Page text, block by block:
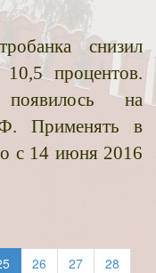
снизил
процентов.
на
Применять в
с 14 июня 2016
26 27
28